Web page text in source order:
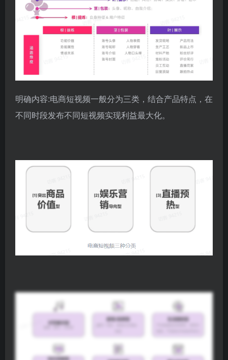
明确内容:电商短视频一般分为三类，结合产品特点，在
不同时段发布不同短视频实现利益最大化。